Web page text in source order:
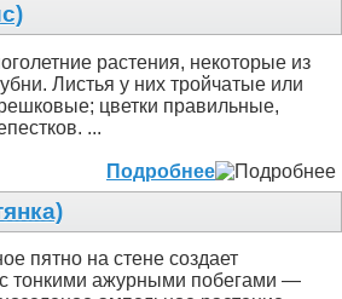
растения, некоторые из
Листья у них тройчатые или
цветки правильные,
...
Подробнее
пятно на стене создает
с тонкими ажурными побегами —